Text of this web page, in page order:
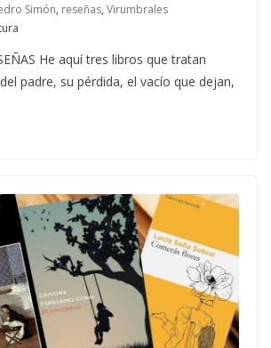
Simón, reseñas, Virumbrales
He aquí tres libros que tratan
padre, su pérdida, el vacío que dejan,